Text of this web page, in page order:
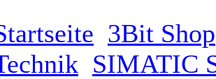
3Bit Shop
SIMATIC